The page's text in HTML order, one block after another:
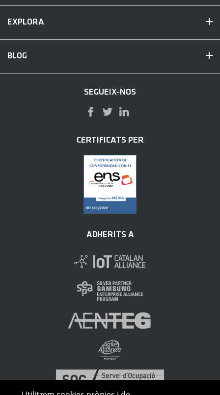
EXPLORA
BLOG
SEGUEIX-NOS
CERTIFICATS PER
ADHERITS A